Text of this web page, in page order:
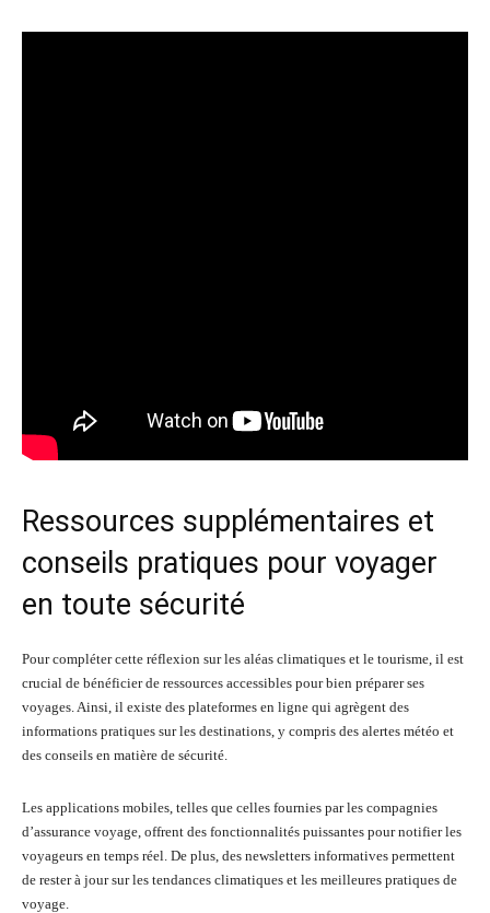
Ressources supplémentaires et
conseils pratiques pour voyager
en toute sécurité
Pour compléter cette réflexion sur les aléas climatiques et le tourisme, il est
crucial de bénéficier de ressources accessibles pour bien préparer ses
voyages. Ainsi, il existe des plateformes en ligne qui agrègent des
informations pratiques sur les destinations, y compris des alertes météo et
des conseils en matière de sécurité.
Les applications mobiles, telles que celles fournies par les compagnies
d’assurance voyage, offrent des fonctionnalités puissantes pour notifier les
voyageurs en temps réel. De plus, des newsletters informatives permettent
de rester à jour sur les tendances climatiques et les meilleures pratiques de
voyage.